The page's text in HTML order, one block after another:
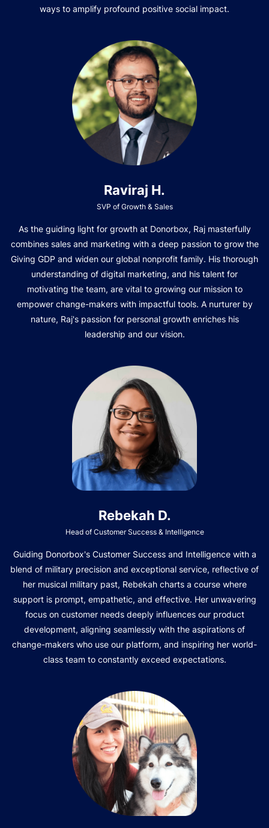
ways to amplify profound positive social impact.
Raviraj H.
SVP of Growth & Sales
As the guiding light for growth at Donorbox, Raj masterfully
combines sales and marketing with a deep passion to grow the
Giving GDP and widen our global nonprofit family. His thorough
understanding of digital marketing, and his talent for
motivating the team, are vital to growing our mission to
empower change-makers with impactful tools. A nurturer by
nature, Raj's passion for personal growth enriches his
leadership and our vision.
Rebekah D.
Head of Customer Success & Intelligence
Guiding Donorbox's Customer Success and Intelligence with a
blend of military precision and exceptional service, reflective of
her musical military past, Rebekah charts a course where
support is prompt, empathetic, and effective. Her unwavering
focus on customer needs deeply influences our product
development, aligning seamlessly with the aspirations of
change-makers who use our platform, and inspiring her world-
class team to constantly exceed expectations.